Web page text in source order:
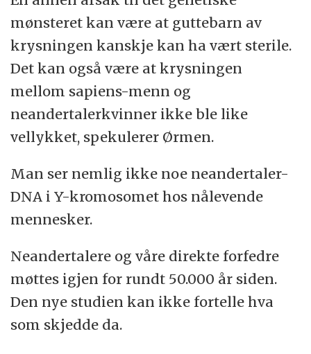
mønsteret kan være at guttebarn av
krysningen kanskje kan ha vært sterile.
Det kan også være at krysningen
mellom sapiens-menn og
neandertalerkvinner ikke ble like
vellykket, spekulerer Ørmen.
Man ser nemlig ikke noe neandertaler-
DNA i Y-kromosomet hos nålevende
mennesker.
Neandertalere og våre direkte forfedre
møttes igjen for rundt 50.000 år siden.
Den nye studien kan ikke fortelle hva
som skjedde da.